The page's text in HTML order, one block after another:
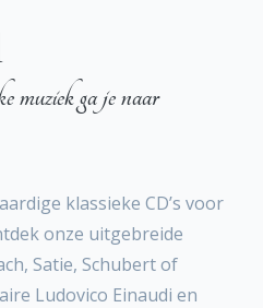
muziek ga je naar
klassieke CD’s voor
onze uitgebreide
Satie, Schubert of
Ludovico Einaudi en